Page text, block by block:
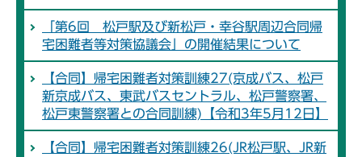
「第6回 松戸駅及び新松戸・幸谷駅周辺合同帰
宅困難者等対策協議会」の開催結果について
【合同】帰宅困難者対策訓練27(京成バス、松戸
新京成バス、東武バスセントラル、松戸警察署、
松戸東警察署との合同訓練)【令和3年5月12日】
【合同】帰宅困難者対策訓練26(JR松戸駅、JR新